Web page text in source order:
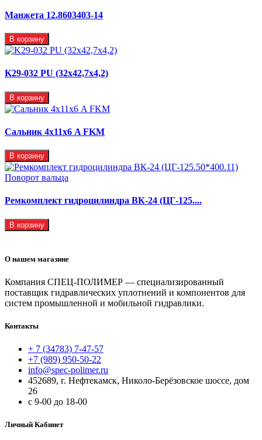
Манжета 12.8603403-14
В корзину
K29-032 PU (32x42,7x4,2)
В корзину
Сальник 4х11х6 A FKM
В корзину
Ремкомплект гидроцилиндра ВК-24 (ЦГ-125....
В корзину
О нашем магазине
Компания СПЕЦ-ПОЛИМЕР — специализированный
поставщик гидравлических уплотнений и компонентов для
систем промышленной и мобильной гидравлики.
Контакты
+ 7 (34783) 7-47-57
+7 (989) 950-50-22
info@spec-polimer.ru
452689, г. Нефтекамск, Николо-Берёзовское шоссе, дом
26
с 9-00 до 18-00
Личный Кабинет